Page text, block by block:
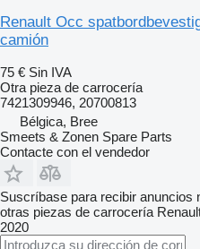
Renault Occ
camión
75 € Sin IVA
Otra pieza de carrocería
7421309946, 20700813
Bélgica, Bree
Smeets & Zonen Spare Parts
Contacte con el vendedor
Suscríbase para recibir anuncios
otras piezas de carrocería
2020